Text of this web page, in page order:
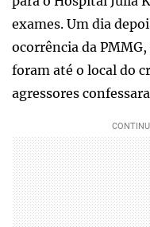
exames. Um dia
ocorrência da
foram até o local do
agressores